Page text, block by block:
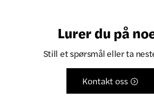
Lurer du på
Still et spørsmål eller ta
Kontakt oss 